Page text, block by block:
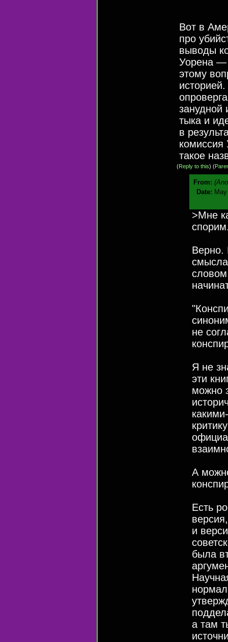
Вот в
про
выводы
Уорена —
этому
занудной
тыка и
в
комиссия
такое
(Reply to this) (
From:
Date:
>Мне
Верно.
не
Я не
эти
можно
А
Есть
и
была
а там